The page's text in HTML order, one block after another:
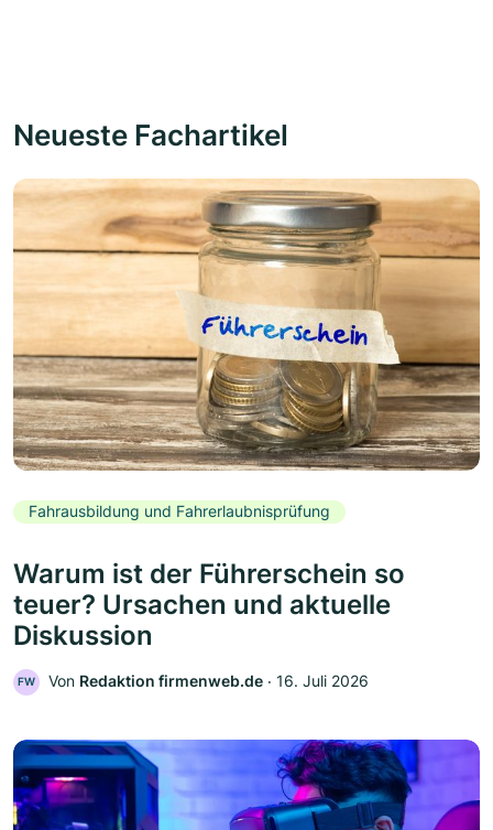
Neueste Fachartikel
Fahrausbildung und Fahrerlaubnisprüfung
Warum ist der Führerschein so
teuer? Ursachen und aktuelle
Diskussion
FW Von Redaktion firmenweb.de ‧ 16. Juli 2026